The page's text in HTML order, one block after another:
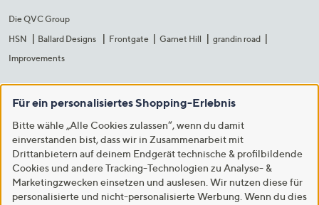
Die QVC Group
HSN
Ballard Designs Frontgate Garnet Hill
grandin road
Improvements
Für ein personalisiertes Shopping-Erlebnis
Bitte wähle „Alle Cookies zulassen“, wenn du damit
einverstanden bist, dass wir in Zusammenarbeit mit
Drittanbietern auf deinem Endgerät technische & profilbildende
Cookies und andere Tracking-Technologien zu Analyse- &
Marketingzwecken einsetzen und auslesen. Wir nutzen diese für
personalisierte und nicht-personalisierte Werbung. Wenn du dies